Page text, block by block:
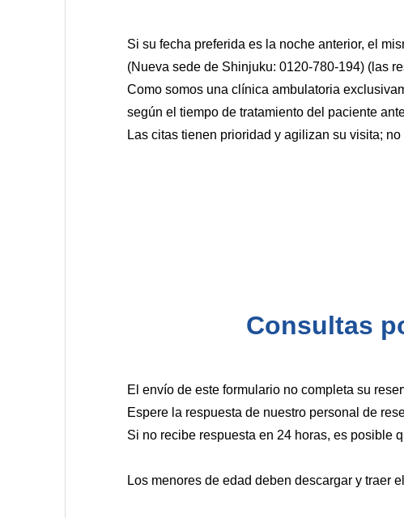
Si su fecha preferida es la noche anterior, el
(Nueva sede de Shinjuku: 0120-780-194) (las
Como somos una clínica ambulatoria
según el tiempo de tratamiento del paciente
Las citas tienen prioridad y agilizan su visita;
Consultas
El envío de este formulario no completa su
Espere la respuesta de nuestro personal de
Si no recibe respuesta en 24 horas, es posible
Los menores de edad deben descargar y traer